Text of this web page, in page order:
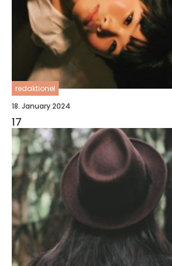
redaktionel
18. January 2024
17